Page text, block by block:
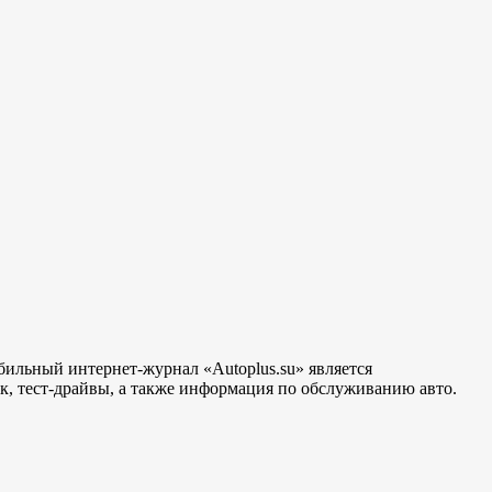
интернет-журнал «Autoplus.su» является
тест-драйвы, а также информация по обслуживанию авто.